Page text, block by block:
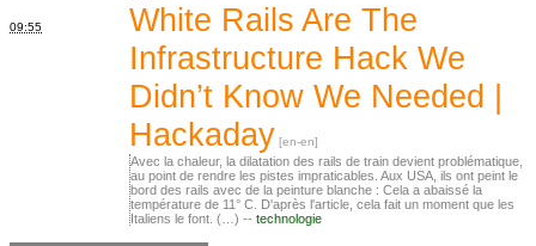
09:55
White Rails Are The
Infrastructure Hack We
Didn’t Know We Needed |
Hackaday
Avec la chaleur, la dilatation des rails de train devient problématique,
au point de rendre les pistes impraticables. Aux USA, ils ont peint le
bord des rails avec de la peinture blanche : Cela a abaissé la
température de 11° C. D'après l'article, cela fait un moment que les
Italiens le font. (…) -- technologie